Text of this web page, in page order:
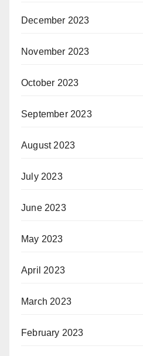
December 2023
November 2023
October 2023
September 2023
August 2023
July 2023
June 2023
May 2023
April 2023
March 2023
February 2023